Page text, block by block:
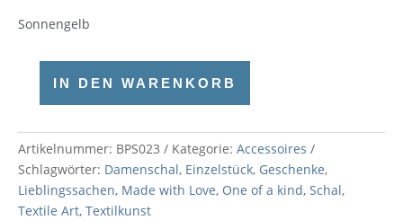
Sonnengelb
Sonnengelb
Schal
Menge
IN DEN WARENKORB
Artikelnummer: BPS023 Kategorie: Accessoires
Schlagwörter: Damenschal, Einzelstück, Geschenke,
Lieblingssachen, Made with Love, One of a kind, Schal,
Textile Art, Textilkunst